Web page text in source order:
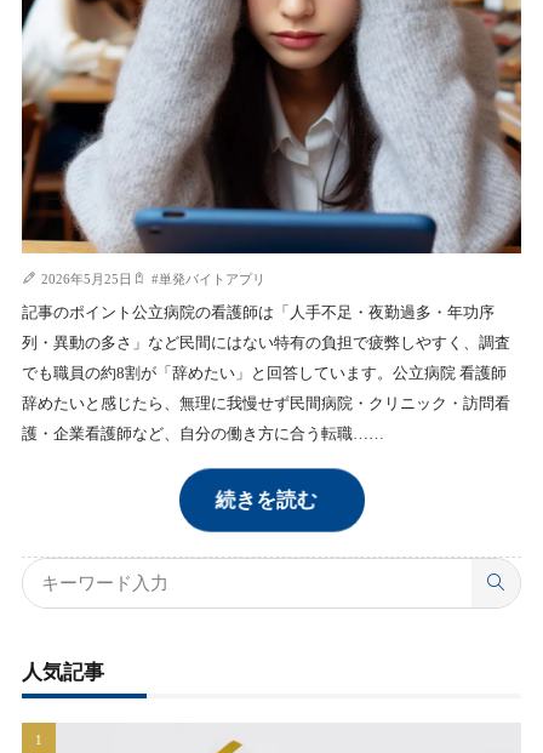
2026年5月25日 #単発バイトアプリ
記事のポイント公立病院の看護師は「人手不足・夜勤過多・年功序
列・異動の多さ」など民間にはない特有の負担で疲弊しやすく、調査
でも職員の約8割が「辞めたい」と回答しています。公立病院 看護師
辞めたいと感じたら、無理に我慢せず民間病院・クリニック・訪問看
護・企業看護師など、自分の働き方に合う転職……
続きを読む
人気記事